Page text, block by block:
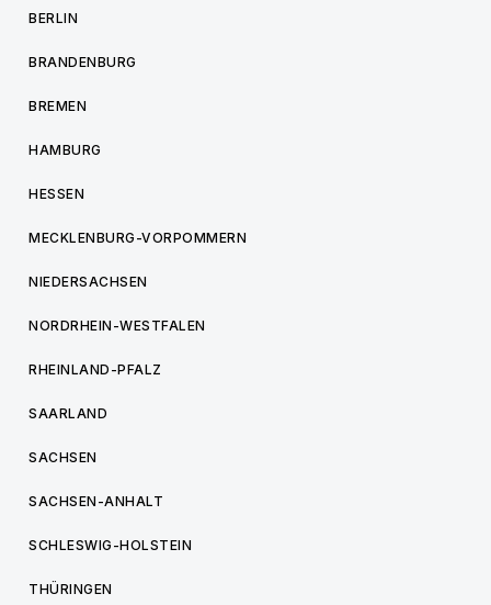
BERLIN
BRANDENBURG
BREMEN
HAMBURG
HESSEN
MECKLENBURG-VORPOMMERN
NIEDERSACHSEN
NORDRHEIN-WESTFALEN
RHEINLAND-PFALZ
SAARLAND
SACHSEN
SACHSEN-ANHALT
SCHLESWIG-HOLSTEIN
THÜRINGEN